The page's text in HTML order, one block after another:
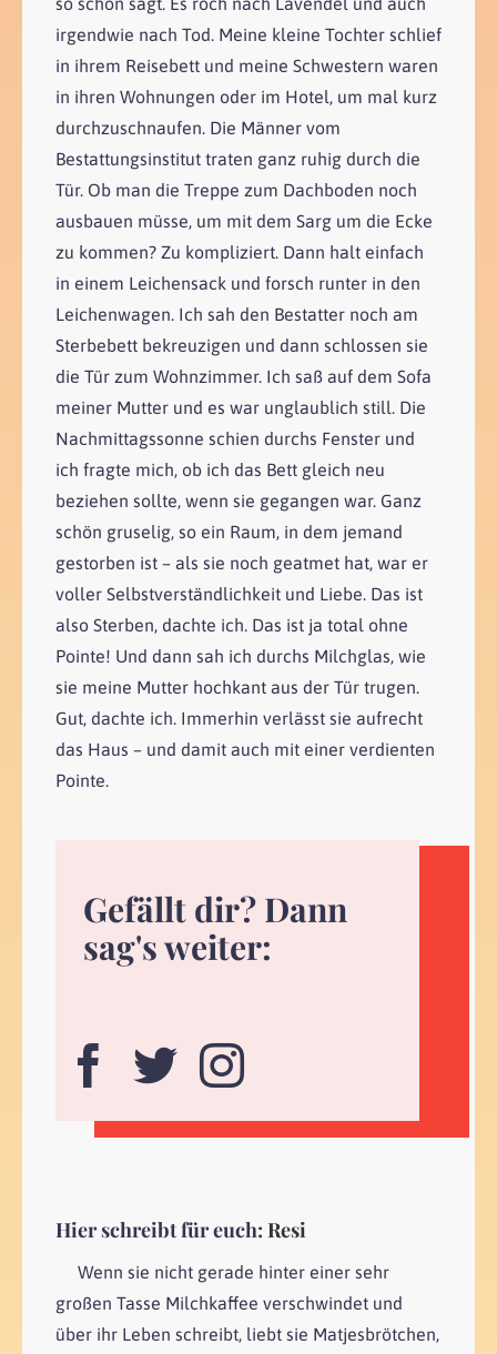
irgendwie nach Tod. Meine kleine Tochter schlief
in ihrem Reisebett und meine Schwestern waren
in ihren Wohnungen oder im Hotel, um mal kurz
durchzuschnaufen. Die Männer vom
Bestattungsinstitut traten ganz ruhig durch die
Tür. Ob man die Treppe zum Dachboden noch
ausbauen müsse, um mit dem Sarg um die Ecke
zu kommen? Zu kompliziert. Dann halt einfach
in einem Leichensack und forsch runter in den
Leichenwagen. Ich sah den Bestatter noch am
Sterbebett bekreuzigen und dann schlossen sie
die Tür zum Wohnzimmer. Ich saß auf dem Sofa
meiner Mutter und es war unglaublich still. Die
Nachmittagssonne schien durchs Fenster und
ich fragte mich, ob ich das Bett gleich neu
beziehen sollte, wenn sie gegangen war. Ganz
schön gruselig, so ein Raum, in dem jemand
gestorben ist – als sie noch geatmet hat, war er
voller Selbstverständlichkeit und Liebe. Das ist
also Sterben, dachte ich. Das ist ja total ohne
Pointe! Und dann sah ich durchs Milchglas, wie
sie meine Mutter hochkant aus der Tür trugen.
Gut, dachte ich. Immerhin verlässt sie aufrecht
das Haus – und damit auch mit einer verdienten
Pointe.
Gefällt dir? Dann
sag's weiter:
Hier schreibt für euch: Resi
Wenn sie nicht gerade hinter einer sehr
großen Tasse Milchkaffee verschwindet und
über ihr Leben schreibt, liebt sie Matjesbrötchen,